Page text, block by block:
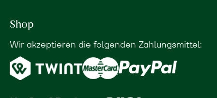
Shop
Wir akzeptieren die folgenden Zahlungsmittel: